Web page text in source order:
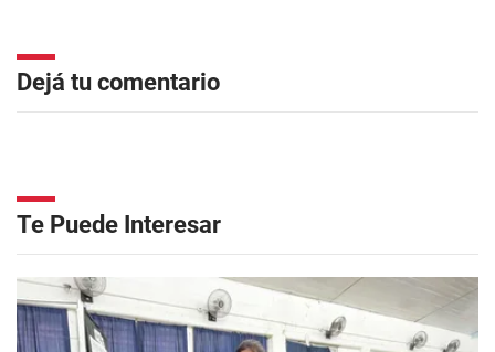
Dejá tu comentario
Te Puede Interesar